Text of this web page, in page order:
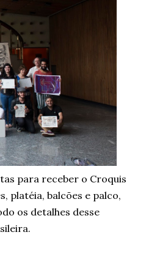
para receber o Croquis
platéia, balcões e palco,
os detalhes desse